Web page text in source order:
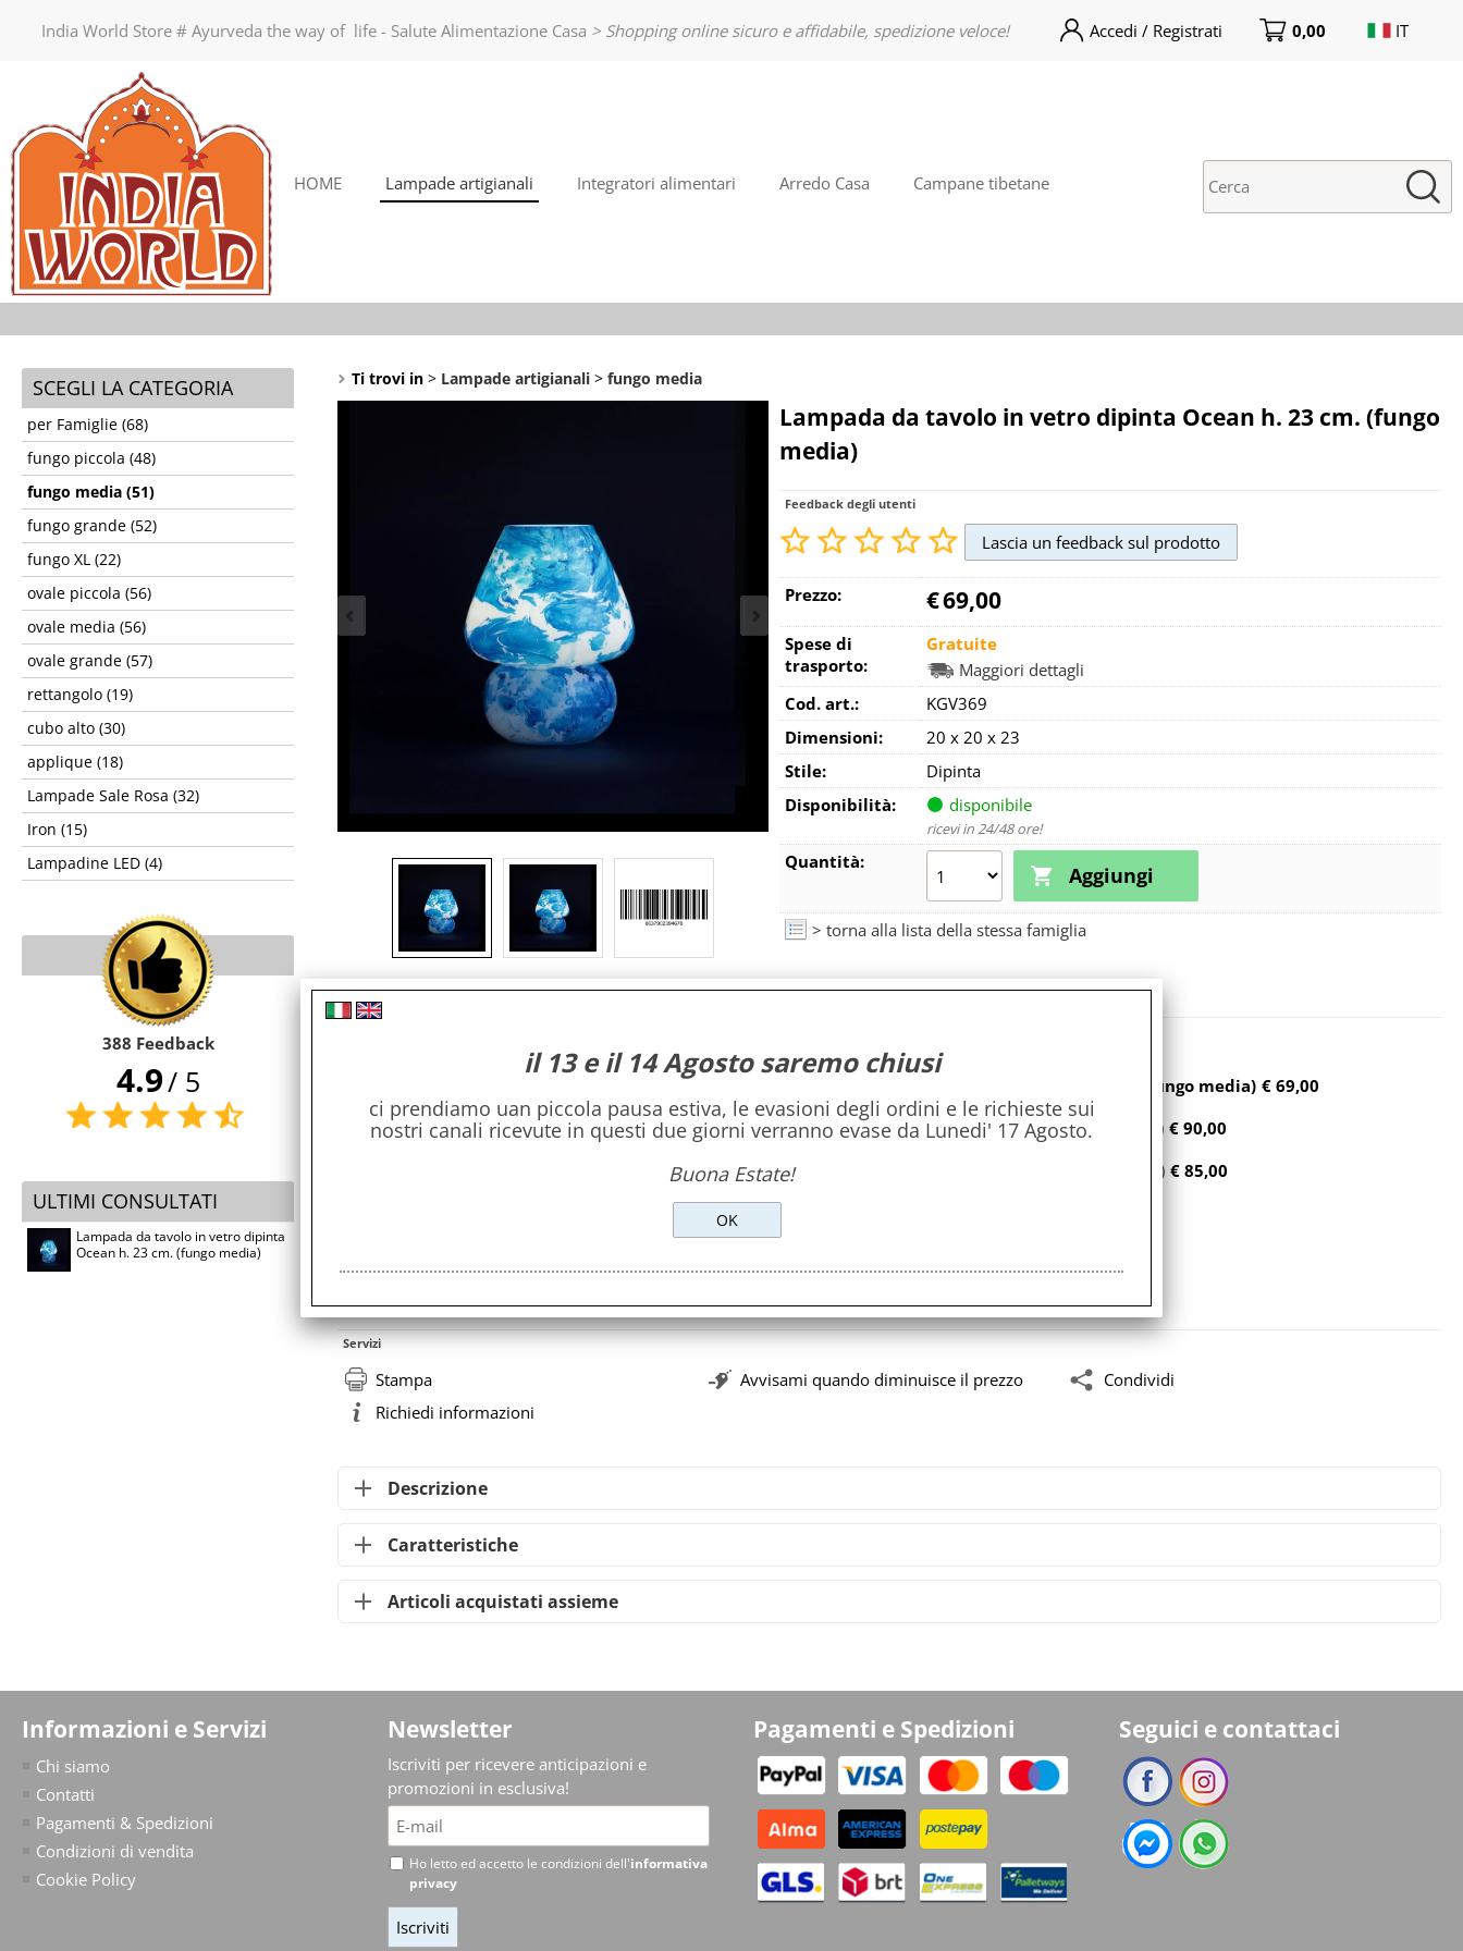
India World Store # Ayurveda the way of life - Salute Alimentazione Casa > Shopping online sicuro e affidabile, spedizione veloce! Accedi / Registrati
un nuovo account. La
registrazione è gratuita e veloce!
0,00 IT
HOME Lampade artigianali Integratori alimentari Arredo Casa Campane tibetane
SCEGLI LA CATEGORIA
per Famiglie (68)
fungo piccola (48)
fungo media (51)
fungo grande (52)
fungo XL (22)
ovale piccola (56)
ovale media (56)
ovale grande (57)
rettangolo (19)
cubo alto (30)
applique (18)
Lampade Sale Rosa (32)
Iron (15)
Lampadine LED (4)
388 Feedback
4.9/ 5
ULTIMI CONSULTATI
Lampada da tavolo in vetro dipinta
Ocean h. 23 cm. (fungo media)
Ti trovi in Lampade artigianali fungo media
Lampada da tavolo in vetro dipinta Ocean h. 23 cm. (fungo
media)
Feedback degli utenti
Prezzo: €69,00
Spese di
trasporto:
Gratuite
Maggiori dettagli
Cod. art.:
KGV369
Dimensioni:
20 x 20 x 23
Stile:
Dipinta
Disponibilità:
disponibile
ricevi in 24/48 ore!
Quantità:
> torna alla lista della stessa famiglia
Questo articolo: Lampada da tavolo in vetro dipinta Ocean h. 23 cm. (fungo media) € 69,00
Lampada da tavolo in vetro mosaicata Color Universe h. 32 cm. (fungo grande) € 90,00
Lampada da tavolo in vetro mosaicata Wheel Mandala h. 32 cm. (ovale grande) € 85,00
Servizi
Stampa Avvisami quando diminuisce il prezzo
Condividi
Richiedi informazioni
Descrizione
Caratteristiche
Articoli acquistati assieme
Informazioni e Servizi
Chi siamo
Contatti
Pagamenti & Spedizioni
Condizioni di vendita
Cookie Policy
Newsletter
Iscriviti per ricevere anticipazioni e
promozioni in esclusiva!
Ho letto ed accetto le condizioni dell'informativa
privacy
Pagamenti e Spedizioni Seguici e contattaci
il 13 e il 14 Agosto saremo chiusi
ci prendiamo uan piccola pausa estiva, le evasioni degli ordini e le richieste sui
nostri canali ricevute in questi due giorni verranno evase da Lunedi' 17 Agosto.
Buona Estate!